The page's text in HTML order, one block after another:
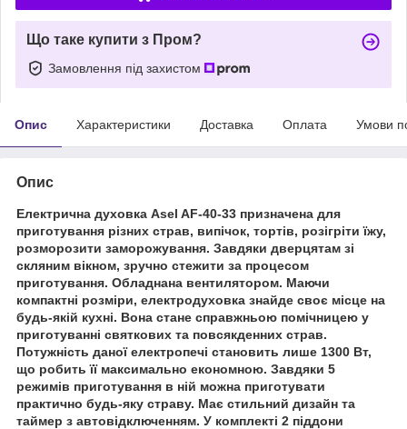
Що таке купити з Пром?
Замовлення під захистом
Опис Характеристики Доставка Оплата Умови
Опис
Електрична духовка Asel AF-40-33 призначена для
приготування різних страв, випічок, тортів, розігріти їжу,
розморозити заморожування. Завдяки дверцятам зі
скляним вікном, зручно стежити за процесом
приготування. Обладнана вентилятором. Маючи
компактні розміри, електродуховка знайде своє місце на
будь-якій кухні. Вона стане справжньою помічницею у
приготуванні святкових та повсякденних страв.
Потужність даної електропечі становить лише 1300 Вт,
що робить її максимально економною. Завдяки 5
режимів приготування в ній можна приготувати
практично будь-яку страву. Має стильний дизайн та
таймер з автовідключенням. У комплекті 2 піддони